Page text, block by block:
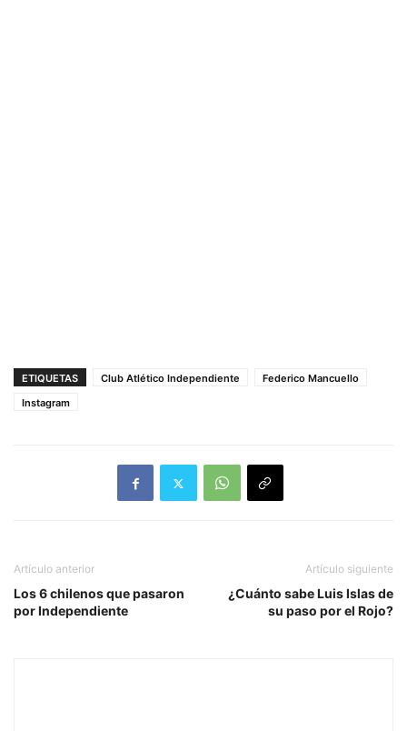
ETIQUETAS Club Atlético Independiente
Federico Mancuello
Instagram
Artículo anterior
Los 6 chilenos que pasaron
por Independiente
Artículo siguiente
¿Cuánto sabe Luis Islas de
su paso por el Rojo?